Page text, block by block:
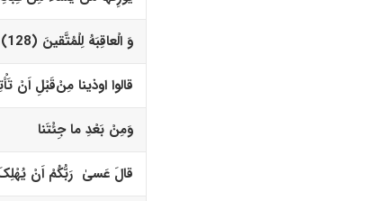
وَ الْعاقِبَهُ لِلْمُتَّقینَ (128)‏
قالوا اوذینا مِنْ‌قَبْلِ اَنْ
وَمِنْ بَعْدِ ما جِئْتَنا
قالَ عَسیٰ رَبُّکُمْ اَنْ